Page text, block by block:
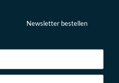
Newsletter bestellen